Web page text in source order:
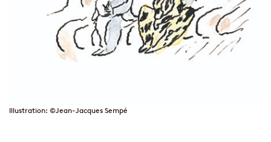
Illustration: ©Jean-Jacques Sempé